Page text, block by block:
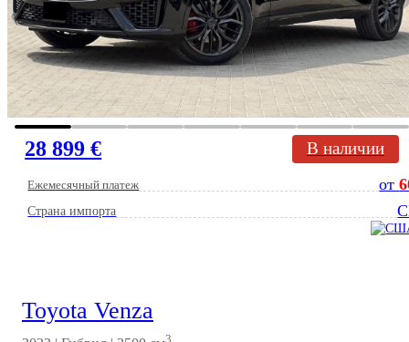
28 899 € В наличии
Ежемесячный платеж от
Страна импорта
Toyota Venza
3